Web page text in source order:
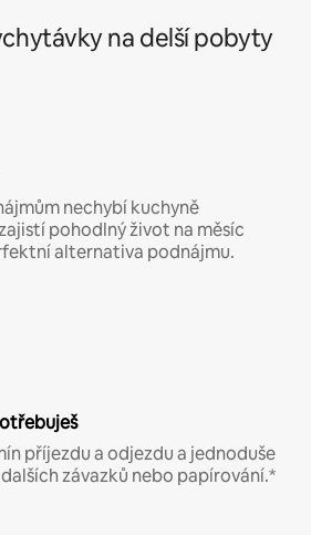
na delší pobyty
nechybí kuchyně
pohodlný život na měsíc
alternativa podnájmu.
příjezdu a odjezdu a jednoduše
závazků nebo papírování.*